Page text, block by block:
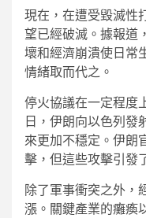
現在，在遭受毀滅性
望已經破滅。據報道
壞和經濟崩潰使日常
情緒取而代之。
停火協議在一定程度
日，伊朗向以色列發
來更加不穩定。伊朗
擊，但這些攻擊引發
除了軍事衝突之外，
漲。關鍵產業的癱瘓